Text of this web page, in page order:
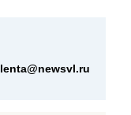
lenta@newsvl.ru